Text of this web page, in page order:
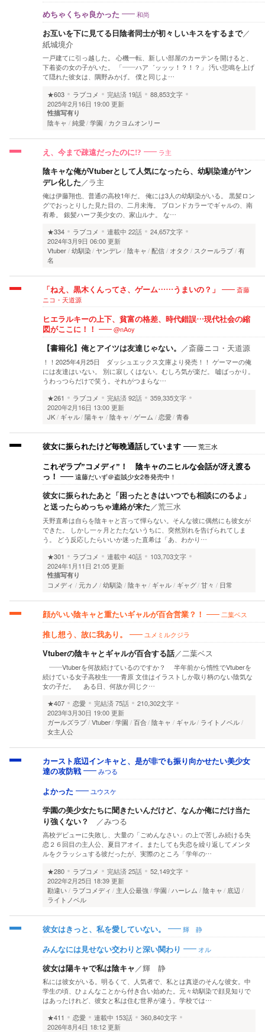
めちゃくちゃ良かった 和尚
お互いを下に見てる日陰者同士が初々しいキスをするまで／
紙城境介
一戸建てに引っ越した。 心機一転、新しい部屋のカーテンを開けると、
下着姿の女の子がいた。 「――ハア゛ッッッ！？！？」 汚い悲鳴を上げ
て隠れた彼女は、隅野みかげ。 僕と同じよ…
★603
ラブコメ 完結済 19話
88,853文字
2025年2月16日 19:00 更新
性描写有り
陰キャ 純愛 学園 カクヨムオンリー
え、今まで疎遠だったのに!? ラ主
陰キャな俺がVtuberとして人気になったら、幼馴染達がヤン
デレ化した ／ラ主
俺は伊藤翔也、普通の高校1年だ。 俺には3人の幼馴染がいる。 黒髪ロン
グでおっとりした見た目の、二月未海。 ブロンドカラーでギャルの、南
有希。 銀髪ハーフ美少女の、家山ルナ。 な…
★334
ラブコメ 連載中 22話
24,657文字
2024年3月9日 06:00 更新
Vtuber 幼馴染 ヤンデレ 陰キャ 配信 オタク スクールラブ 有
名
「ねえ、黒木くんってさ、ゲーム……うまいの？」
斎藤
ニコ・天道源
ヒエラルキーの上下、貧富の格差、時代錯誤…現代社会の縮
図がここに！！
@nAoy
【書籍化】俺とアイツは友達じゃない。 ／斎藤ニコ・天道源
！！2025年4月25日 ダッシュエックス文庫より発売！！ ゲーマーの俺
には友達はいない。 別に寂しくはない。むしろ気が楽だ。 嘘ばっかり。
うわっつらだけで笑う。それがつまらな…
★261
ラブコメ 完結済92話
359,335文字
2020年2月16日 13:00 更新
JK
ギャル 陽キャ 陰キャ ゲーム 恋愛 青春
彼女に振られたけど毎晩通話しています 荒三水
これぞラブ”コメディ”！ 陰キャのニヒルな会話が冴え渡る
っ！
遠藤だいず＠盗賊少女2巻発売中！
彼女に振られたあと「困ったときはいつでも相談にのるよ」
と送ったらめっちゃ連絡が来た／荒三水
天野直希は自らを陰キャと言って憚らない。そんな彼に偶然にも彼女が
できた。 しかし一ヶ月とたたないうちに、突然別れを告げられてしま
う。 どう反応したらいいか迷った直希は「あ、わかり…
★301
ラブコメ 連載中 40話
103,703文字
2024年1月11日 21:05 更新
性描写有り
コメディ 元カノ 幼馴染 陰キャ ギャル ギャグ 甘々 日常
顔がいい陰キャと重たいギャルが百合営業？！ 二葉ベス
推し想う、故に我あり。 ユメミルクジラ
Vtuberの陰キャとギャルが百合する話／二葉ベス
――Vtuberを何故続けているのですか？ 半年前から惰性でVtuberを
続けている女子高校生――青原 文佳はイラストしか取り柄のない陰気な
女の子だ。 ある日、何故か同じク…
★407
恋愛 完結済75話
210,302文字
2023年3月30日 19:00 更新
ガールズラブ Vtuber 学園 百合 陰キャ ギャル ライトノベル
女主人公
カースト底辺インキャと、是が非でも振り向かせたい美少女
達の攻防戦
みつる
よかった ユウスケ
学園の美少女たちに聞きたいんだけど、なんか俺にだけ当た
り強くない？
／みつる
高校デビューに失敗し、大量の「ごめんなさい」の上で苦しみ続ける失
恋２６回目の主人公、夏目アオイ。またしても失恋を繰り返してメンタ
ルをクラッシュする彼だったが、実際のところ「学年の…
★280
ラブコメ 完結済25話
52,149文字
2022年2月25日 18:39 更新
勘違い
ラブコメディ 主人公最強 学園 ハーレム 陰キャ
底辺
ライトノベル
彼女はきっと、私を愛していない。 輝 静
みんなには見せない交わりと深い関わり オル
彼女は陽キャで私は陰キャ ／輝 静
私には彼女がいる。明るくて、人気者で、私とは真逆のそんな彼女。中
学生の頃、ひょんなことから付き合い始めた。元々幼馴染で顔見知りで
はあったけれど、彼女と私は住む世界が違う。学校では…
★411
恋愛 連載中 153話
360,840文字
2026年8月4日 18:12 更新